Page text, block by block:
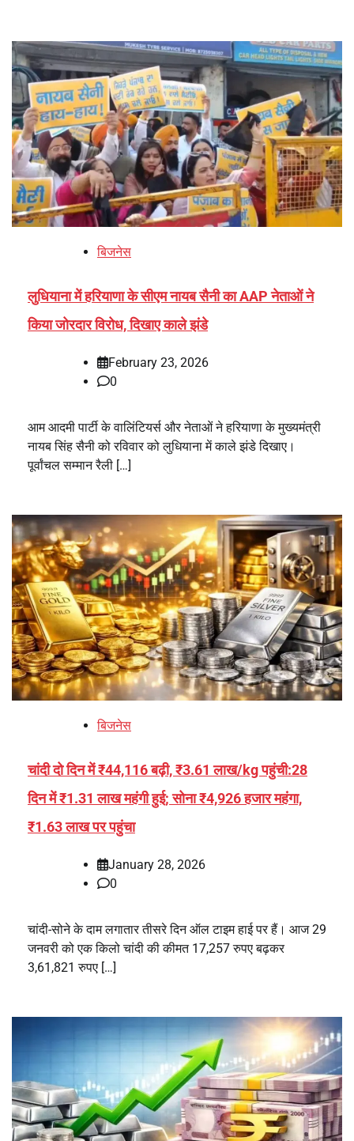
बिजनेस
लुधियाना में हरियाणा के सीएम नायब सैनी का AAP नेताओं ने
किया जोरदार विरोध, दिखाए काले झंडे
February 23, 2026
0
आम आदमी पार्टी के वालिंटियर्स और नेताओं ने हरियाणा के मुख्यमंत्री
नायब सिंह सैनी को रविवार को लुधियाना में काले झंडे दिखाए।
पूर्वांचल सम्मान रैली […]
बिजनेस
चांदी दो दिन में ₹44,116 बढ़ी, ₹3.61 लाख/kg पहुंची:28
दिन में ₹1.31 लाख महंगी हुई; सोना ₹4,926 हजार महंगा,
₹1.63 लाख पर पहुंचा
January 28, 2026
0
चांदी-सोने के दाम लगातार तीसरे दिन ऑल टाइम हाई पर हैं। आज 29
जनवरी को एक किलो चांदी की कीमत 17,257 रुपए बढ़कर
3,61,821 रुपए […]